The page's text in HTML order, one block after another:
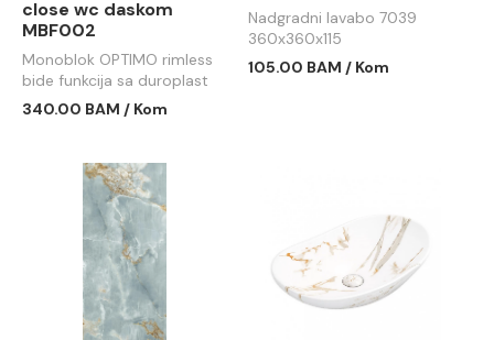
close wc daskom
MBF002
Monoblok OPTIMO rimless
bide funkcija sa duroplast
soft close wc daskom
340.00 BAM / Kom
Nadgradni lavabo 7039
360x360x115
105.00 BAM / Kom